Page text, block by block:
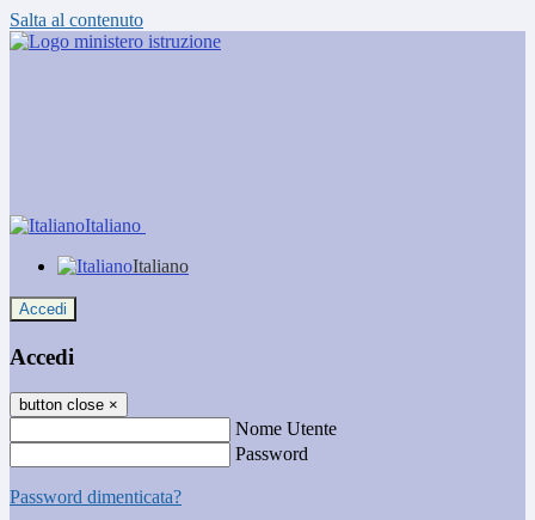
Salta al contenuto
Italiano
Italiano
Accedi
Accedi
button close ×
Nome Utente
Password
Password dimenticata?